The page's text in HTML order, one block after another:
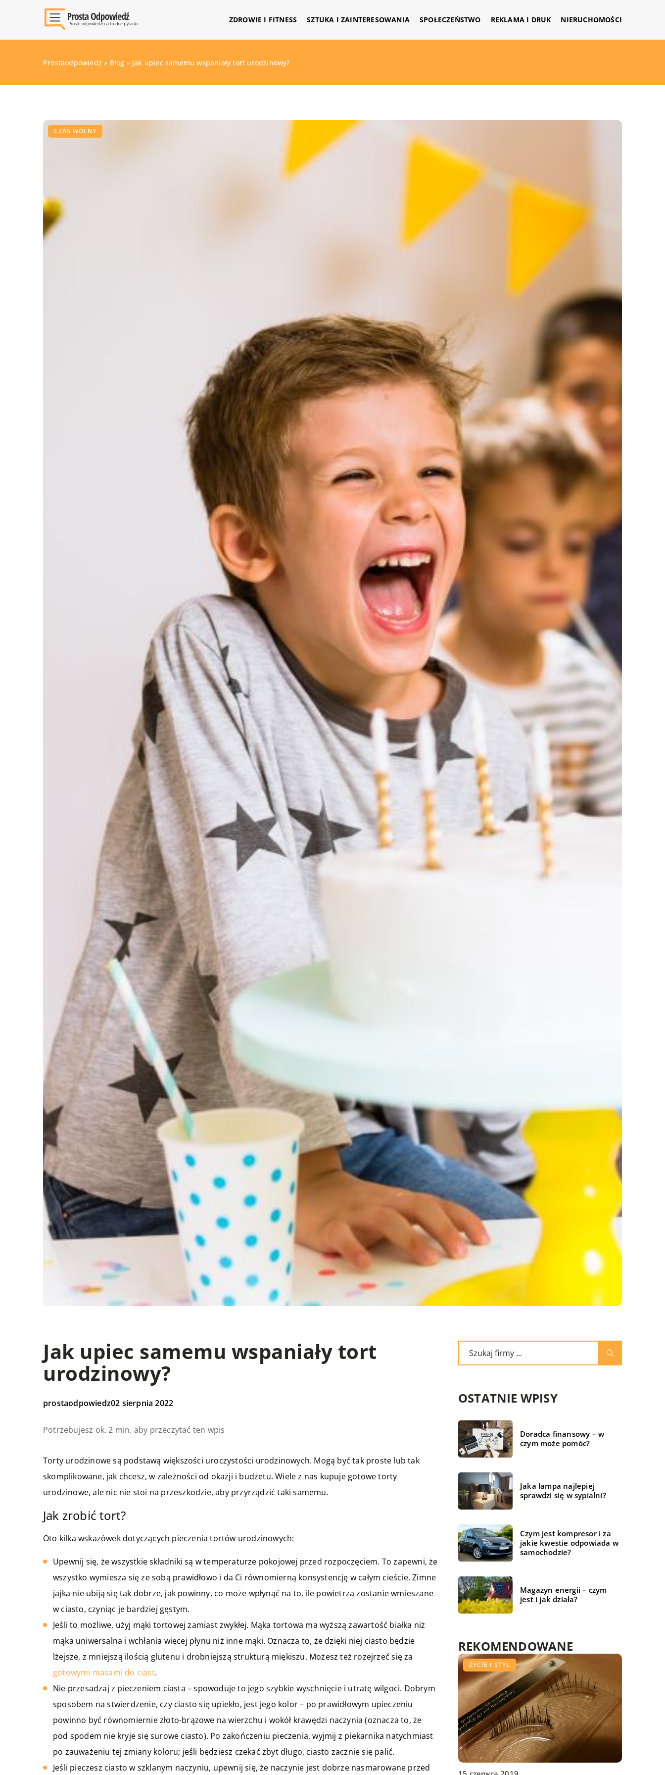
ZDROWIE I FITNESS SZTUKA I ZAINTERESOWANIA SPOŁECZEŃSTWO REKLAMA I DRUK NIERUCHOMOŚCI
Prostaodpowiedz » Blog » Jak upiec samemu wspaniały tort urodzinowy?
CZAS WOLNY
Jak upiec samemu wspaniały tort
urodzinowy?
prostaodpowiedz02 sierpnia 2022
Potrzebujesz ok. 2 min. aby przeczytać ten wpis
Torty urodzinowe są podstawą większości uroczystości urodzinowych. Mogą być tak proste lub tak
skomplikowane, jak chcesz, w zależności od okazji i budżetu. Wiele z nas kupuje gotowe torty
urodzinowe, ale nic nie stoi na przeszkodzie, aby przyrządzić taki samemu.
Jak zrobić tort?
Oto kilka wskazówek dotyczących pieczenia tortów urodzinowych:
Upewnij się, że wszystkie składniki są w temperaturze pokojowej przed rozpoczęciem. To zapewni, że
wszystko wymiesza się ze sobą prawidłowo i da Ci równomierną konsystencję w całym cieście. Zimne
jajka nie ubiją się tak dobrze, jak powinny, co może wpłynąć na to, ile powietrza zostanie wmieszane
w ciasto, czyniąc je bardziej gęstym.
Jeśli to możliwe, użyj mąki tortowej zamiast zwykłej. Mąka tortowa ma wyższą zawartość białka niż
mąka uniwersalna i wchłania więcej płynu niż inne mąki. Oznacza to, że dzięki niej ciasto będzie
lżejsze, z mniejszą ilością glutenu i drobniejszą strukturą miękiszu. Możesz też rozejrzeć się za
gotowymi masami do ciast.
Nie przesadzaj z pieczeniem ciasta – spowoduje to jego szybkie wyschnięcie i utratę wilgoci. Dobrym
sposobem na stwierdzenie, czy ciasto się upiekło, jest jego kolor – po prawidłowym upieczeniu
powinno być równomiernie złoto-brązowe na wierzchu i wokół krawędzi naczynia (oznacza to, że
pod spodem nie kryje się surowe ciasto). Po zakończeniu pieczenia, wyjmij z piekarnika natychmiast
po zauważeniu tej zmiany koloru; jeśli będziesz czekać zbyt długo, ciasto zacznie się palić.
Jeśli pieczesz ciasto w szklanym naczyniu, upewnij się, że naczynie jest dobrze nasmarowane przed
OSTATNIE WPISY
Doradca finansowy – w
czym może pomóc?
Jaka lampa najlepiej
sprawdzi się w sypialni?
Czym jest kompresor i za
jakie kwestie odpowiada w
samochodzie?
Magazyn energii – czym
jest i jak działa?
REKOMENDOWANE
FORMA I ZDROWIE
ŻYCIE I STYL
BIZNES I USŁUGI